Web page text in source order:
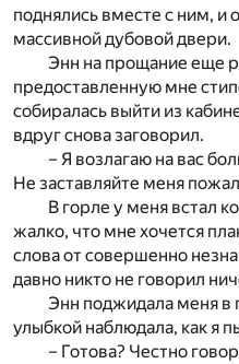
поднялись вместе с ним, и
массивной дубовой двери.
Энн на прощание еще
предоставленную мне
собиралась выйти из
вдруг снова заговорил.
– Я возлагаю на вас
Не заставляйте меня
В горле у меня встал
жалко, что мне хочется
слова от совершенно
давно никто не говорил
Энн поджидала меня в
улыбкой наблюдала, как я
– Готова? Честно